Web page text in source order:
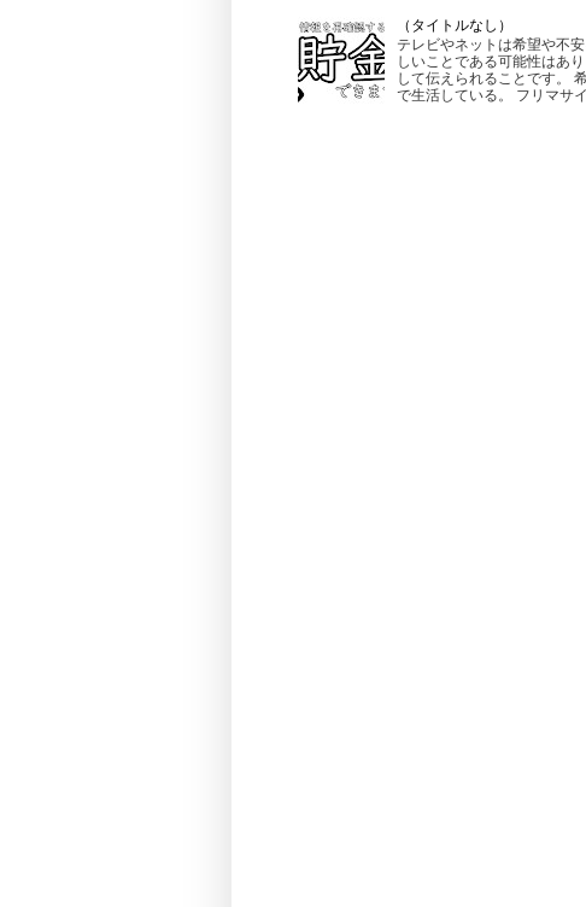
（タイトルなし）
テレビやネットは希望や不
しいことである可能性はあ
して伝えられることです。
で生活している。 フリマサ